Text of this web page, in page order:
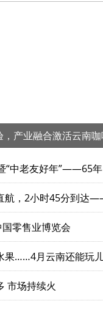
，产业融合激活云南
“中老友好年”——65
航，2小时45分到达
国零售业博览会
果……4月云南还能玩
市场持续火